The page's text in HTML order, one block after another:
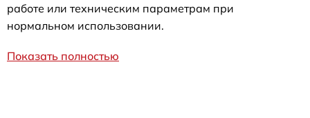
работе или техническим параметрам при
нормальном использовании.
Показать полностью